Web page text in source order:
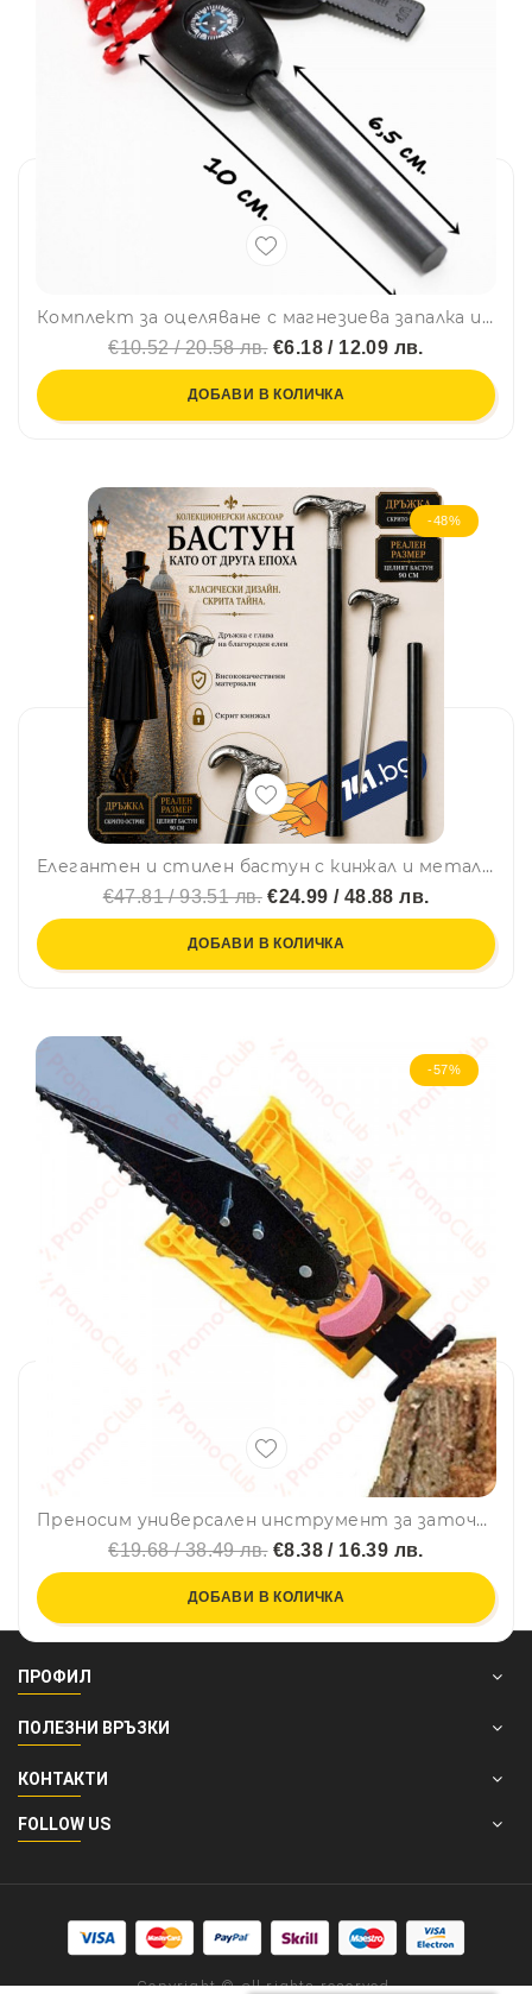
Комплект за оцеляване с магнезиева запалка и компас
€10.52 / 20.58 лв.€6.18 / 12.09 лв.
ДОБАВИ В КОЛИЧКА
-48%
Елегантен и стилен бастун с кинжал и метална дръжка с глава на благороден елен - 27
€47.81 / 93.51 лв.€24.99 / 48.88 лв.
ДОБАВИ В КОЛИЧКА
-57%
Преносим универсален инструмент за заточване на верига - точило за вериги
€19.68 / 38.49 лв.€8.38 / 16.39 лв.
ДОБАВИ В КОЛИЧКА
ПРОФИЛ
ПОЛЕЗНИ ВРЪЗКИ
КОНТАКТИ
FOLLOW US
Copyright © all rights reserved.